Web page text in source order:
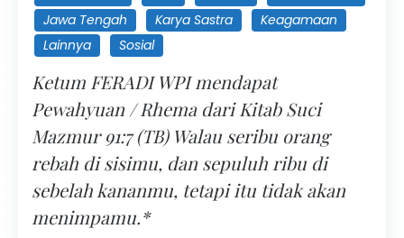
Jawa Tengah
Karya Sastra
Keagamaan
Lainnya
Sosial
Ketum FERADI WPI mendapat
Pewahyuan / Rhema dari Kitab Suci
Mazmur 91:7 (TB) Walau seribu orang
rebah di sisimu, dan sepuluh ribu di
sebelah kananmu, tetapi itu tidak akan
menimpamu.*